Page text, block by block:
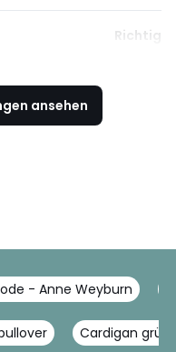
Richtig
ansehen
- Anne Weyburn
Cardigan grün